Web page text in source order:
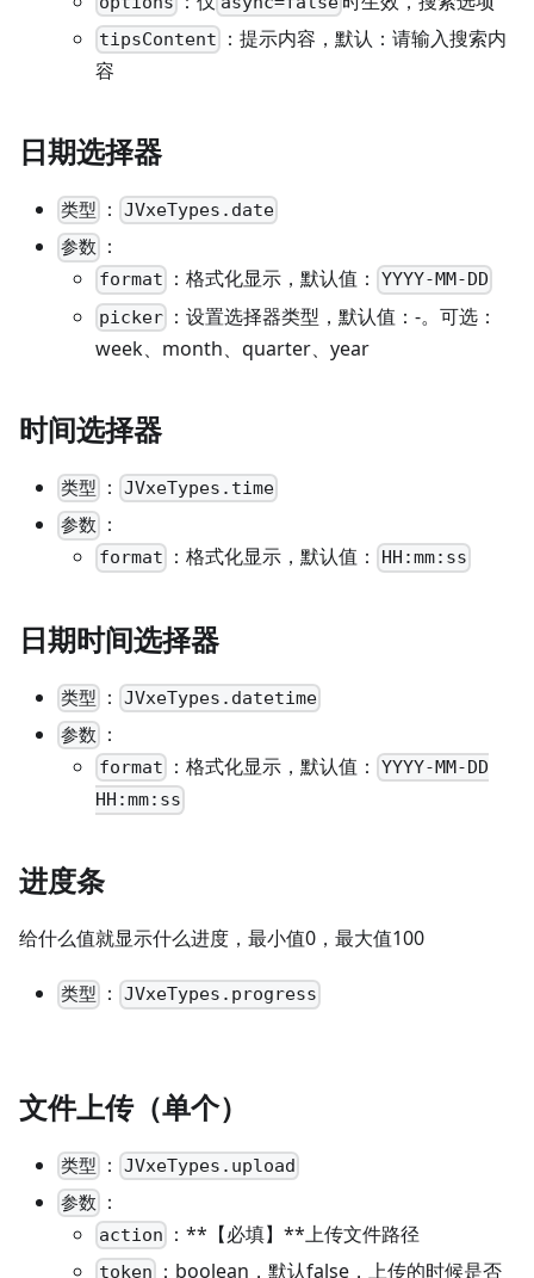
tipsContent
：提示内容，默认：请输入搜索内
容
日期选择器
类型 ：
JVxeTypes.date
参数
：
format ：格式化显示，默认值： YYYY-MM-DD
picker ：设置选择器类型，默认值：-。可选：
week、month、quarter、year
时间选择器
类型 ：
JVxeTypes.time
参数
：
format ：格式化显示，默认值： HH:mm:ss
日期时间选择器
类型 ： JVxeTypes.datetime
参数
：
format ：格式化显示，默认值：
YYYY-MM-DD
HH:mm:ss
进度条
给什么值就显示什么进度，最小值0，最大值100
类型 ： JVxeTypes.progress
文件上传（单个）
类型 ： JVxeTypes.upload
参数
：
action ：**【必填】**上传文件路径
token ：boolean，默认false，上传的时候是否